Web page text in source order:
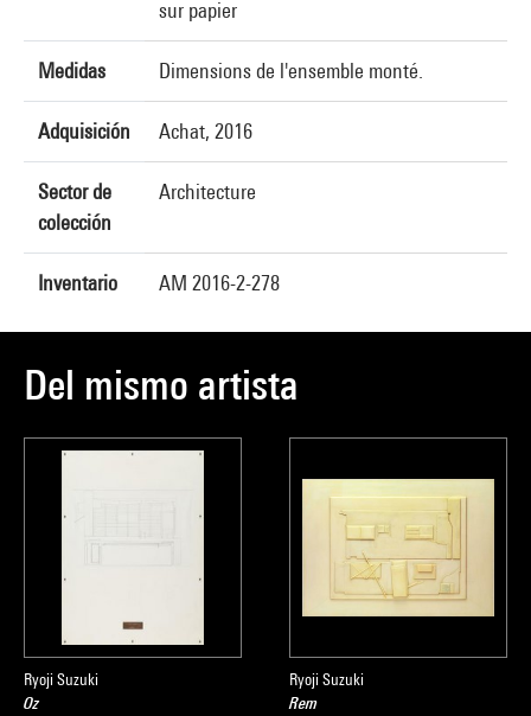
sur papier
Medidas Dimensions de l'ensemble monté.
Adquisición Achat, 2016
Sector de
colección
Architecture
Inventario AM 2016-2-278
Del mismo artista
Ryoji Suzuki
Oz
Ryoji Suzuki
Rem